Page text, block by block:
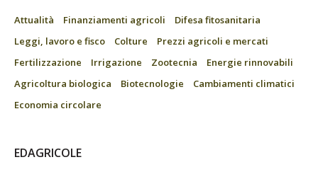
Attualità Finanziamenti agricoli
Difesa fitosanitaria
Leggi, lavoro e fisco
Colture
Prezzi agricoli e mercati
Fertilizzazione
Irrigazione Zootecnia
Energie rinnovabili
Agricoltura biologica
Biotecnologie
Cambiamenti climatici
Economia circolare
EDAGRICOLE